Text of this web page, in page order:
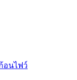
อนไฟว์